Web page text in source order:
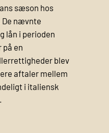
sæson hos
De nævnte
lån i perioden
på en
blev
aftaler mellem
i italiensk